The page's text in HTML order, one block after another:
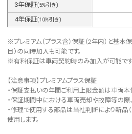
3年保証(5%引き)
4年保証(10%引き)
※プレミアム（プラス含）保証（2年内）と基
目）の同時加入も可能です。
※有料保証は⾞両契約時のみ加⼊が可能です
【注意事項】プレミアムプラス保証
・保証支払いの年間ご利用上限金額は車両本
・保証期間中における車両売却や故障等の際
・修理で使用する部品は当社判断により新品
使用します。